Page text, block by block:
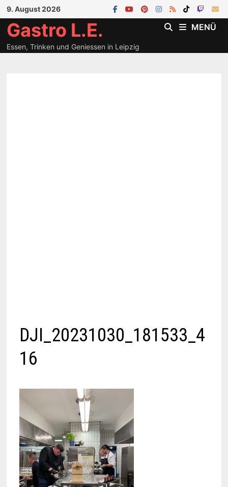
Zum
Inhalt
springen
9. August 2026
Gastro L.E.
Essen, Trinken und Geniessen in Leipzig
MENÜ
DJI_20231030_181533_4
16